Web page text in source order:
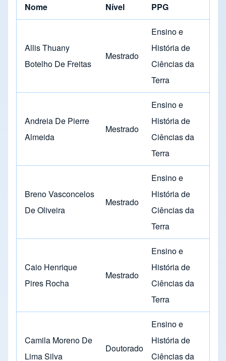
Nome Nível PPG
Allis Thuany
Botelho De Freitas
Mestrado
Ensino e
História de
Ciências da
Terra
Andreia De Pierre
Almeida
Mestrado
Ensino e
História de
Ciências da
Terra
Breno Vasconcelos
De Oliveira
Mestrado
Ensino e
História de
Ciências da
Terra
Caio Henrique
Pires Rocha
Mestrado
Ensino e
História de
Ciências da
Terra
Camila Moreno De
Lima Silva
Doutorado
Ensino e
História de
Ciências da